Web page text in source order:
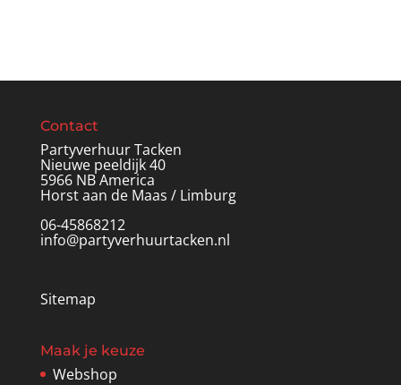
Contact
Partyverhuur Tacken
Nieuwe peeldijk 40
5966 NB America
Horst aan de Maas / Limburg
06-45868212
info@partyverhuurtacken.nl
Sitemap
Maak je keuze
Webshop